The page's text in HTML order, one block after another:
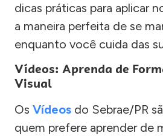
dicas práticas para aplicar
a maneira perfeita de se
enquanto você cuida das
Vídeos: Aprenda de
Visual
Os Vídeos do Sebrae/PR
quem prefere aprender de